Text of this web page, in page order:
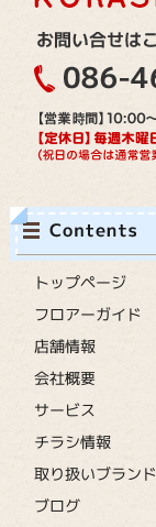
トップページ
フロアーガイド
店舗情報
会社概要
サービス
チラシ情報
取り扱いブランド
ブログ